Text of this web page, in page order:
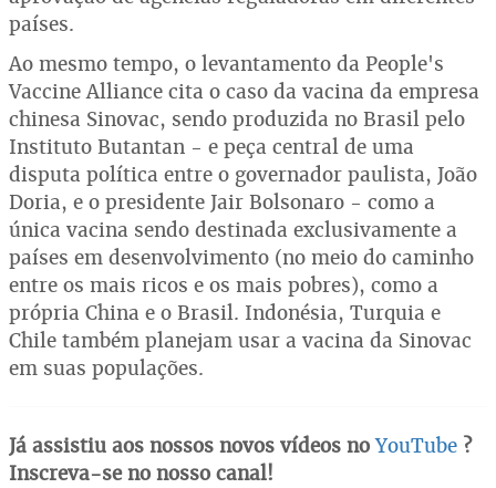
países.
Ao mesmo tempo, o levantamento da People's
Vaccine Alliance cita o caso da vacina da empresa
chinesa Sinovac, sendo produzida no Brasil pelo
Instituto Butantan - e peça central de uma
disputa política entre o governador paulista, João
Doria, e o presidente Jair Bolsonaro - como a
única vacina sendo destinada exclusivamente a
países em desenvolvimento (no meio do caminho
entre os mais ricos e os mais pobres), como a
própria China e o Brasil. Indonésia, Turquia e
Chile também planejam usar a vacina da Sinovac
em suas populações.
Já assistiu aos nossos novos vídeos noYouTube ?
Inscreva-se no nosso canal!